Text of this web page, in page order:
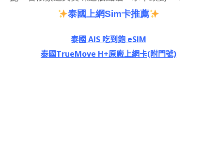
泰國上網Sim卡推薦
泰國 AIS 吃到飽 eSIM
泰國TrueMove H+原廠上網卡(附門號)